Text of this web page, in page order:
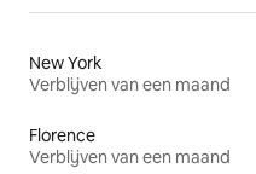
New York
Verblijven van een maand
Florence
Verblijven van een maand